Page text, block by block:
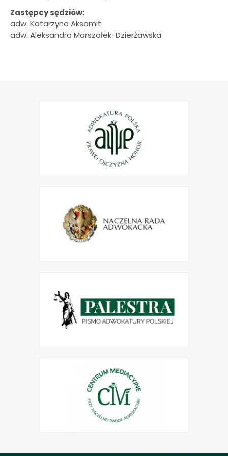
Zastępcy sędziów:
adw. Katarzyna Aksamit
adw. Aleksandra Marszałek-Dzierżawska